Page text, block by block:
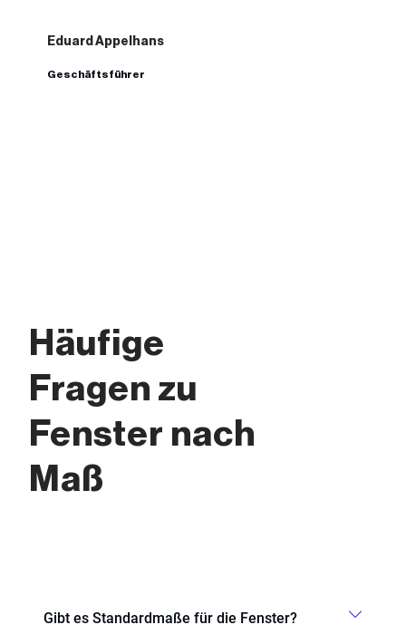
Eduard Appelhans
Geschäftsführer
Häufige
Fragen zu
Fenster nach
Maß
Gibt es Standardmaße für die Fenster?